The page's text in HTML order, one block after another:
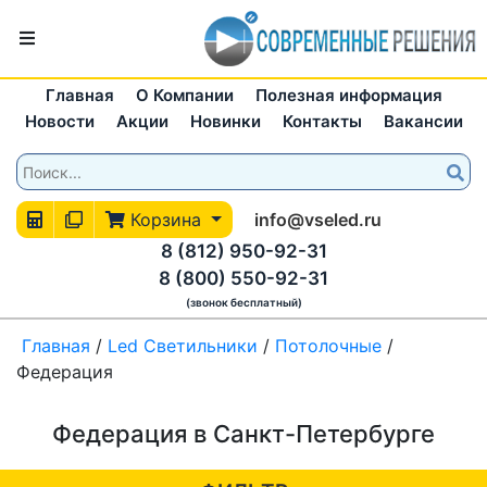
Главная О Компании
Полезная информация
Новости
Акции Новинки Контакты Вакансии
Корзина
info@vseled.ru
8 (812) 950-92-31
8 (800) 550-92-31
(звонок бесплатный)
Главная / Led Светильники / Потолочные /
Федерация
Федерация в Санкт-Петербурге